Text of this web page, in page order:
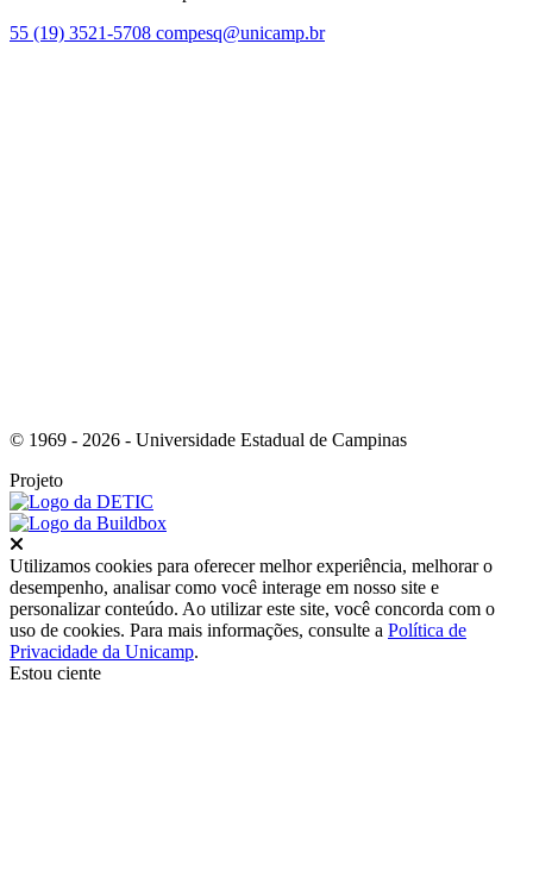
55 (19) 3521-5708 compesq@unicamp.br
© 1969 - 2026 - Universidade Estadual de Campinas
Projeto
Utilizamos cookies para oferecer melhor experiência, melhorar o
desempenho, analisar como você interage em nosso site e
personalizar conteúdo. Ao utilizar este site, você concorda com o
uso de cookies. Para mais informações, consulte a Política de
Privacidade da Unicamp.
Estou ciente